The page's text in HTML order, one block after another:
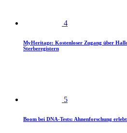
4
MyHeritage: Kostenloser Zugang über
Sterberegistern
5
Boom bei DNA-Tests: Ahnenforschung